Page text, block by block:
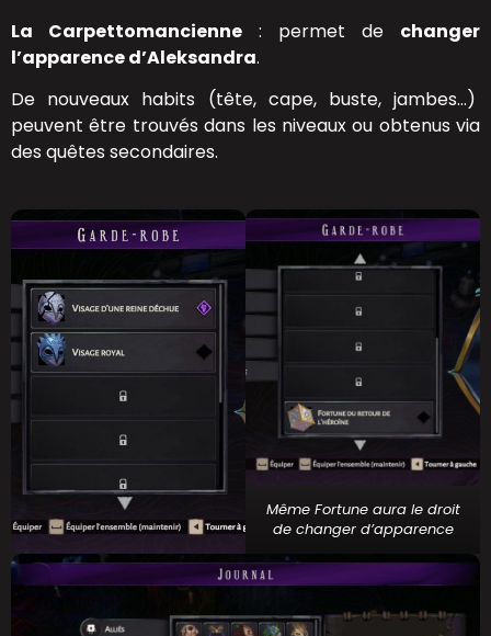
La Carpettomancienne : permet de changer
l’apparence d’Aleksandra.
De nouveaux habits (tête, cape, buste, jambes…)
peuvent être trouvés dans les niveaux ou obtenus via
des quêtes secondaires.
Même Fortune aura le droit
de changer d’apparence